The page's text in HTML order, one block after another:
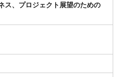
、プロジェクト展望のための